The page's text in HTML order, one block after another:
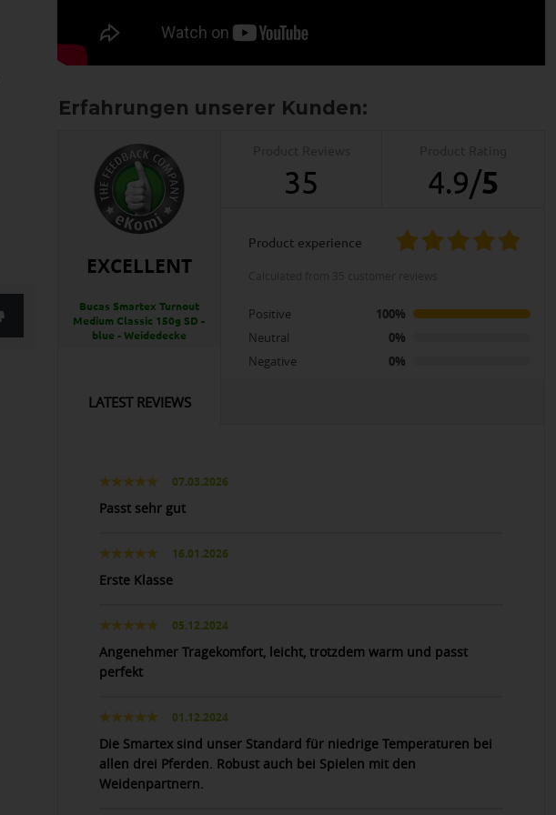
EXCELLENT
Bucas Smartex Turnout
Medium Classic 150g SD -
blue - Weidedecke
35 4.9/5
product experience
Positive
100%
Neutral
0%
Negative
0%
LATEST REVIEWS
07.03.2026
Passt sehr gut
16.01.2026
Erste Klasse
05.12.2024
Angenehmer Tragekomfort, leicht, trotzdem warm und passt
perfekt
01.12.2024
Die Smartex sind unser Standard für niedrige Temperaturen bei
allen drei Pferden. Robust auch bei Spielen mit den
Weidenpartnern.